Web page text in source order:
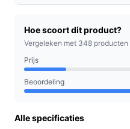
dierenliefhebbers en
een schoon huis zonder
vloeren of tegels hebt, de
geschikt voor diverse
Wat maakt de OOQE V-
Hoe scoort dit product?
Vergeleken met 348 producten
Prijs
Beoordeling
Alle specificaties